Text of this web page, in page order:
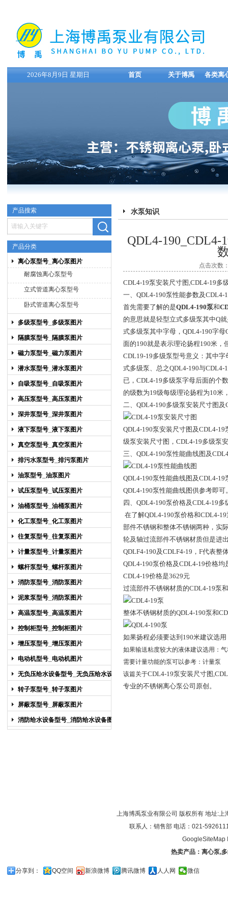
上海博禹泵业有限公司
2026年8月9日 星期日 首页 关于博禹 各类离
产品搜索
产品分类
离心泵型号_离心泵图片
耐腐蚀离心泵型号
立式管道离心泵型号
卧式管道离心泵型号
多级泵型号_多级泵图片
隔膜泵型号_隔膜泵图片
磁力泵型号_磁力泵图片
潜水泵型号_潜水泵图片
自吸泵型号_自吸泵图片
高压泵型号_高压泵图片
深井泵型号_深井泵图片
液下泵型号_液下泵图片
真空泵型号_真空泵图片
排污水泵型号_排污泵图片
油泵型号_油泵图片
试压泵型号_试压泵图片
油桶泵型号_油桶泵图片
化工泵型号_化工泵图片
往复泵型号_往复泵图片
计量泵型号_计量泵图片
螺杆泵型号_螺杆泵图片
消防泵型号_消防泵图片
泥浆泵型号_消防泵图片
高温泵型号_高温泵图片
控制柜型号_控制柜图片
增压泵型号_增压泵图片
电动机型号_电动机图片
无负压给水设备型号_无负压给水设备
图片
转子泵型号_转子泵图片
屏蔽泵型号_屏蔽泵图片
消防给水设备型号_消防给水设备图片
水泵知识
QDL4-
点击次数
CDL4-19泵安装尺寸图,CDL4-19多
一、QDL4-190泵性能参数及CDL4-
首先需要了解的是QDL4-190泵和
的意思就是轻型立式多级泵其中Q
式多级泵其中字母，QDL4-190字
面的190就是表示理论扬程190米，
CDL19-19多级泵型号意义：其中
式多级泵、总之QDL4-190与
已，CDL4-19多级泵字母后面的个
的级数为19级每级理论扬程为10米
二、QDL4-190多级泵安装尺寸图
QDL4-190泵安装尺寸图及CDL4-19
级泵安装尺寸图，CDL4-19多级泵
三、QDL4-190泵性能曲线图及
QDL4-190泵性能曲线图及CDL4-
QDL4-190泵性能曲线图供参考即可
四、QDL4-190泵价格及CDL4-19多
在了解QDL4-190泵价格和CDL4-
部件不锈钢和整体不锈钢两种，实
轮及轴过流部件不锈钢材质但是进
QDLF4-190及CDLF4-19，F代表整
QDL4-190泵价格及CDL4-19价格均
CDL4-19价格是3629元
过流部件不锈钢材质的CDL4-19泵
整体不锈钢材质的QDL4-190泵和
如果扬程必须要达到190米建议选用
如果输送粘度较大的液体建议选用：
需要计量功能的泵可以参考： 计量泵
该篇关于CDL4-19泵安装尺寸图
专业的不锈钢离心泵公司原创。
上海博禹泵业有限公司 版权所有 地址:
联系人：销售部 电话：021-
GoogleSiteMap
热卖产品： 离心泵,
分享到： QQ空间 新浪微博 腾讯微博 人人网 微信